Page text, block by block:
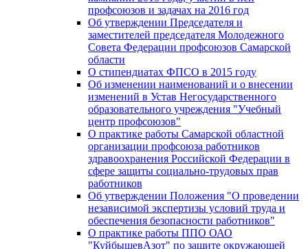
профсоюзов и задачах на 2016 год
Об утверждении Председателя и
заместителей председателя Молодежного
Совета Федерации профсоюзов Самарской
области
О стипендиатах ФПСО в 2015 году
Об изменении наименований и о внесении
изменений в Устав Негосударственного
образовательного учреждения "Учебный
центр профсоюзов"
О практике работы Самарской областной
организации профсоюза работников
здравоохранения Российской Федерации в
сфере защиты социально-трудовых прав
работников
Об утверждении Положения "О проведении
независимой экспертизы условий труда и
обеспечения безопасности работников"
О практике работы ППО ОАО
"КуйбышевАзот" по защите окружающей